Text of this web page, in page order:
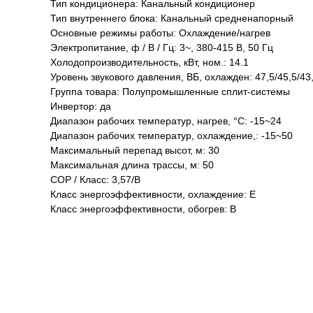
Тип кондиционера: Канальный кондиционер
Тип внутреннего блока: Канальный средненапорный
Основные режимы работы: Охлаждение/нагрев
Электропитание, ф / В / Гц: 3~, 380-415 В, 50 Гц
Холодопроизводительность, кВт, ном.: 14.1
Уровень звукового давления, ВБ, охлажден: 47,5/45,5/
Группа товара: Полупромышленные сплит-системы
Инвертор: да
Диапазон рабочих температур, нагрев, °C: -15~24
Диапазон рабочих температур, охлаждение,: -15~50
Максимальный перепад высот, м: 30
Максимальная длина трассы, м: 50
COP / Класс: 3,57/B
Класс энергоэффективности, охлаждение: E
Класс энергоэффективности, обогрев: B